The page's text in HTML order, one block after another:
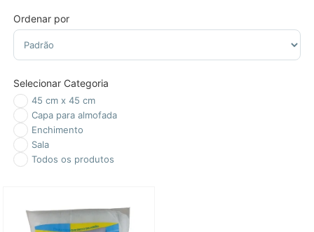
Ordenar por
Sort Products
Selecionar Categoria
45 cm x 45 cm
Capa para almofada
Enchimento
Sala
Todos os produtos